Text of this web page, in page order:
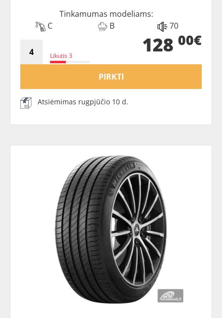
Tinkamumas modeliams:
C
B 70
Likutis 3 128 00€
PIRKTI
Atsiėmimas rugpjūčio 10 d.